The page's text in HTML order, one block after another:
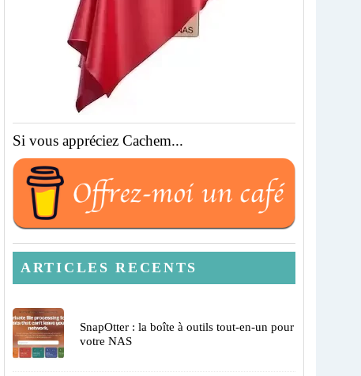
Si vous appréciez Cachem...
ARTICLES RECENTS
SnapOtter : la boîte à outils tout-en-un pour
votre NAS